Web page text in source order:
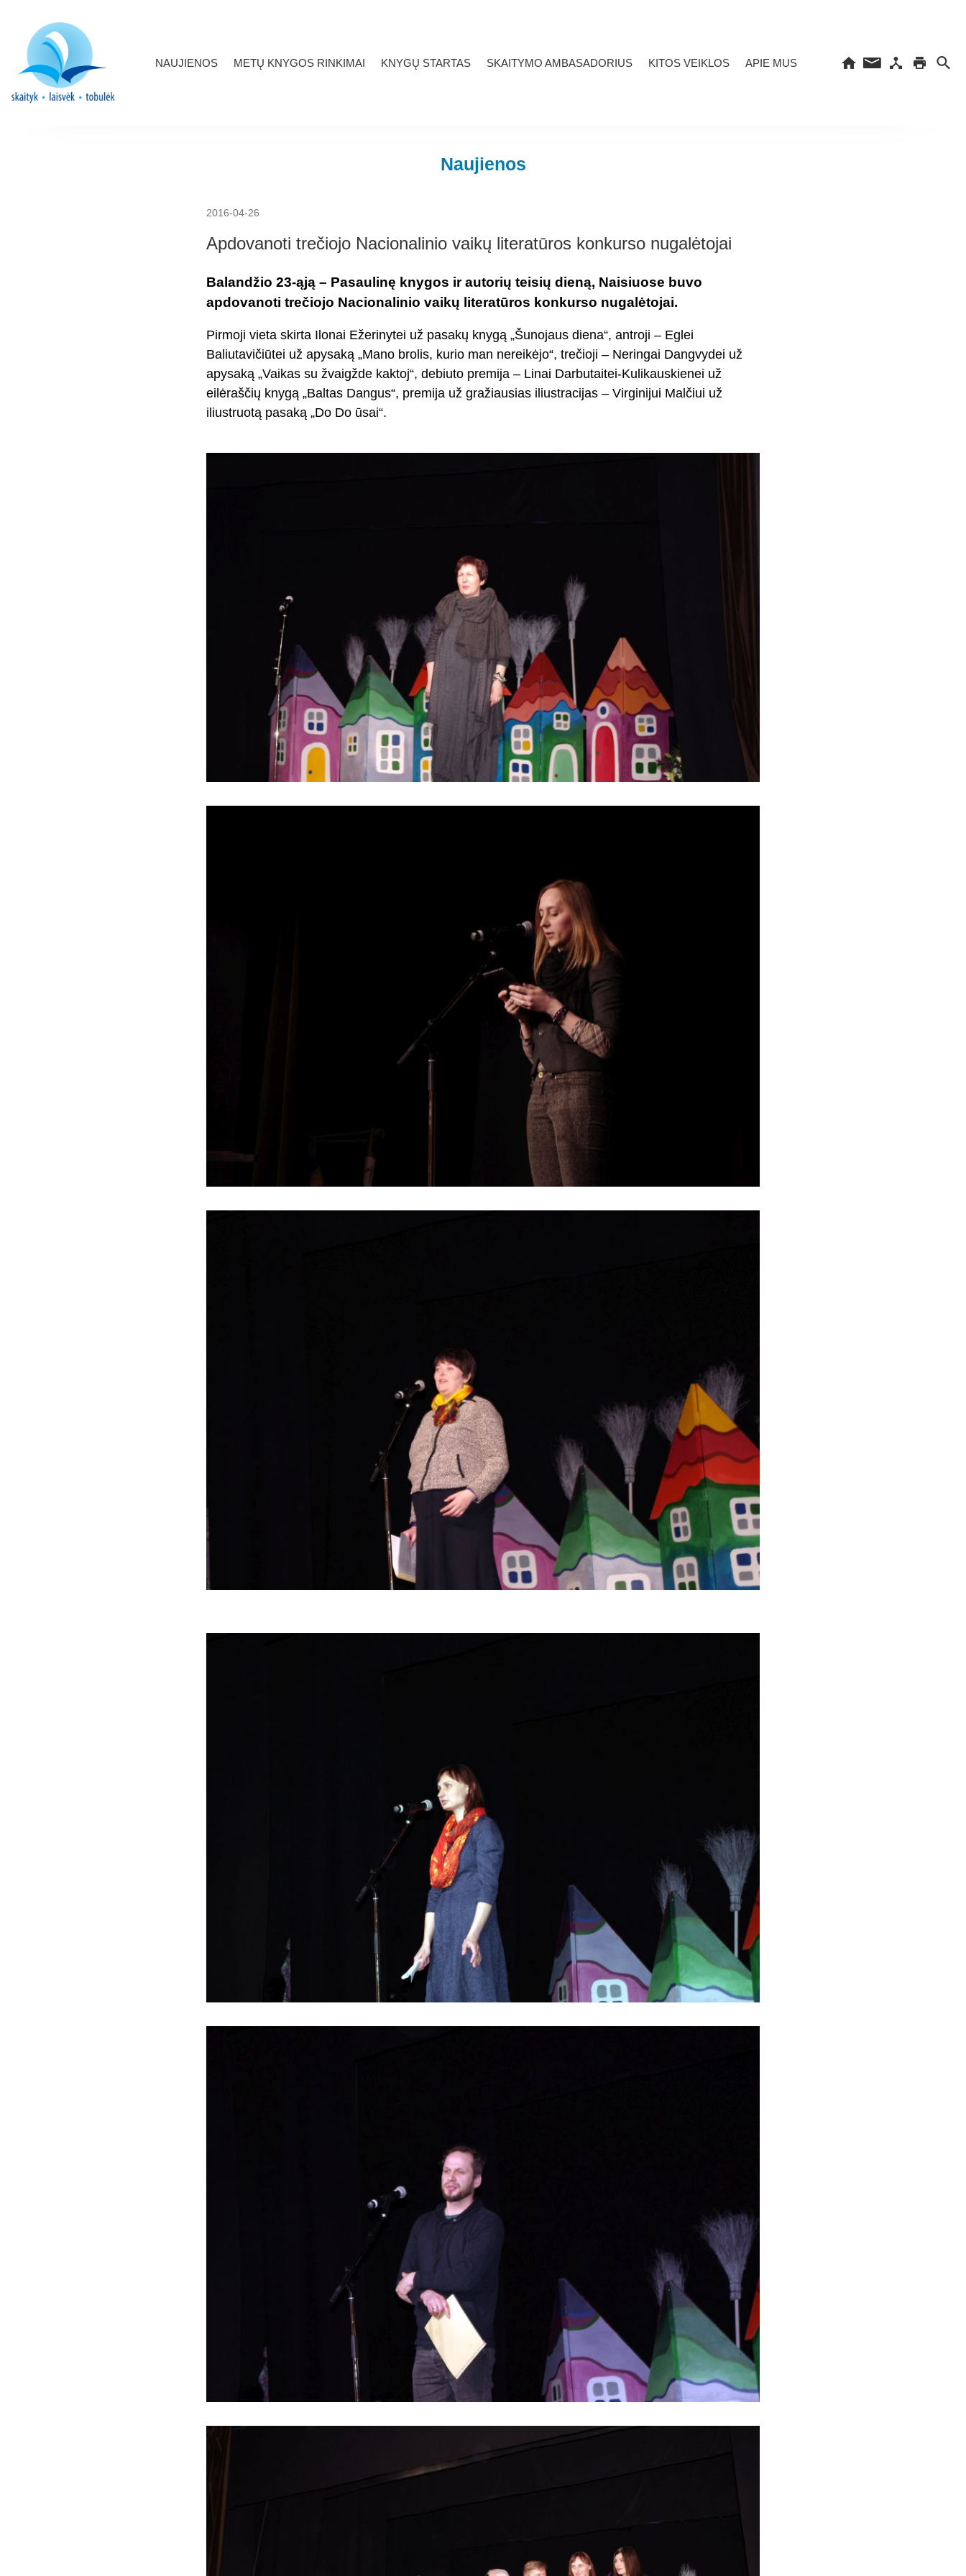
NAUJIENOS METŲ KNYGOS RINKIMAI KNYGŲ STARTAS SKAITYMO AMBASADORIUS KITOS VEIKLOS APIE MUS
Naujienos
2016-04-26
Apdovanoti trečiojo Nacionalinio vaikų literatūros konkurso nugalėtojai
Balandžio 23-ąją – Pasaulinę knygos ir autorių teisių dieną, Naisiuose buvo
apdovanoti trečiojo Nacionalinio vaikų literatūros konkurso nugalėtojai.
Pirmoji vieta skirta Ilonai Ežerinytei už pasakų knygą „Šunojaus diena“, antroji – Eglei
Baliutavičiūtei už apysaką „Mano brolis, kurio man nereikėjo“, trečioji – Neringai Dangvydei už
apysaką „Vaikas su žvaigžde kaktoj“, debiuto premija – Linai Darbutaitei-Kulikauskienei už
eilėraščių knygą „Baltas Dangus“, premija už gražiausias iliustracijas – Virginijui Malčiui už
iliustruotą pasaką „Do Do ūsai“.